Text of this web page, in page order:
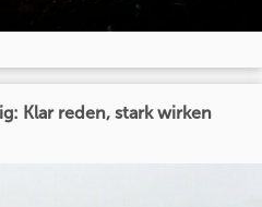
Klar reden, stark wirken